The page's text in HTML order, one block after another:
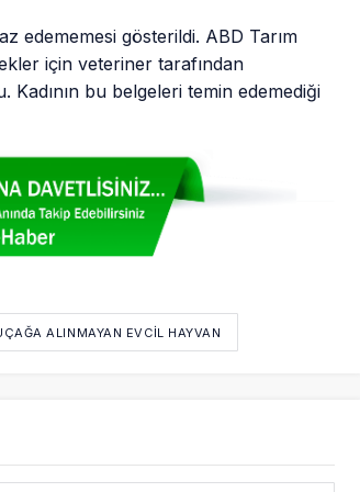
edememesi gösterildi. ABD Tarım
için veteriner tarafından
Kadının bu belgeleri temin edemediği
ALINMAYAN EVCIL HAYVAN